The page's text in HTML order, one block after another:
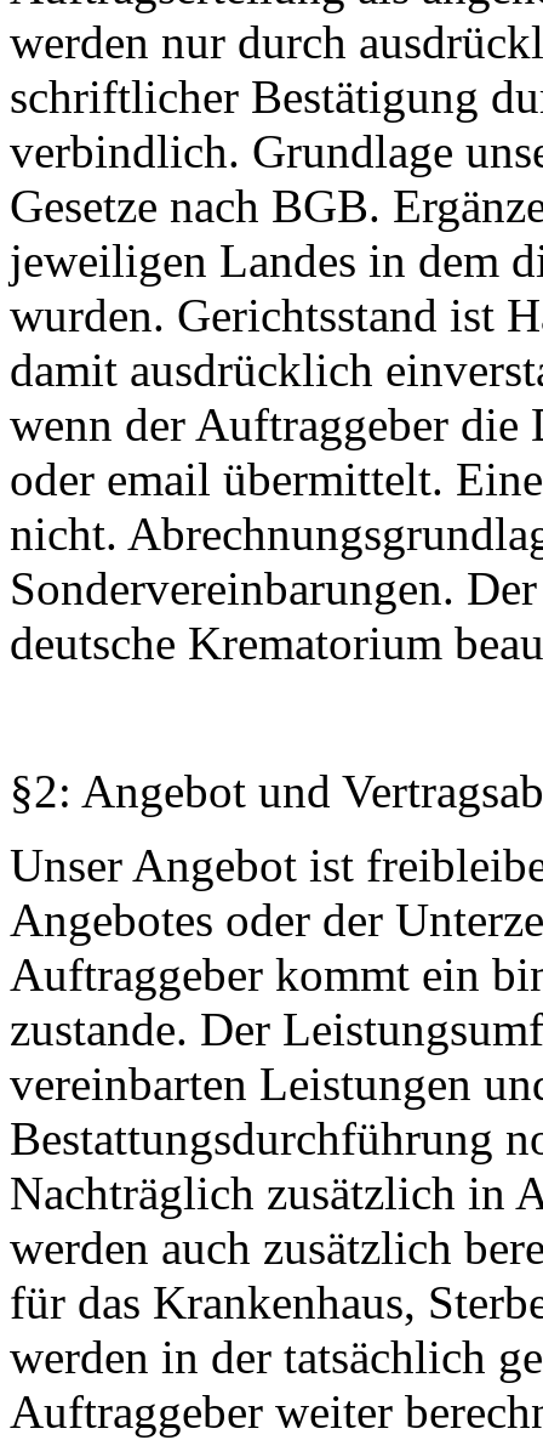
werden nur durch
schriftlicher Bestätigung
verbindlich. Grundlage
Gesetze nach BGB.
jeweiligen Landes in dem
wurden. Gerichtsstand ist
damit ausdrücklich
wenn der Auftraggeber die
oder email übermittelt.
nicht.
Sondervereinbarungen.
deutsche Krematorium
§2: Angebot und
Unser Angebot ist
Angebotes oder der
Auftraggeber kommt ein
zustande. Der
vereinbarten Leistungen
Bestattungsdurchführung
Nachträglich zusätzlich in
werden auch zusätzlich
für das Krankenhaus,
werden in der tatsächlich
Auftraggeber weiter